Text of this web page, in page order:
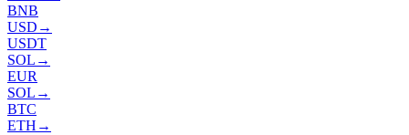
BNB
USD →
USDT
SOL →
EUR
SOL →
BTC
ETH →